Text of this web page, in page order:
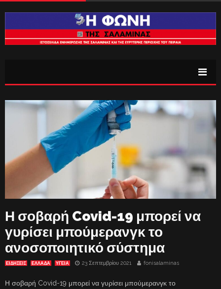
Η σοβαρή Covid-19 μπορεί να
γυρίσει μπούμερανγκ το
ανοσοποιητικό σύστημα
ΕΙΔΗΣΕΙΣ ΕΛΛΑΔΑ ΥΓΕΙΑ 23 Σεπτεμβρίου 2021 fonisalaminas
Η σοβαρή Covid-19 μπορεί να γυρίσει μπούμερανγκ το